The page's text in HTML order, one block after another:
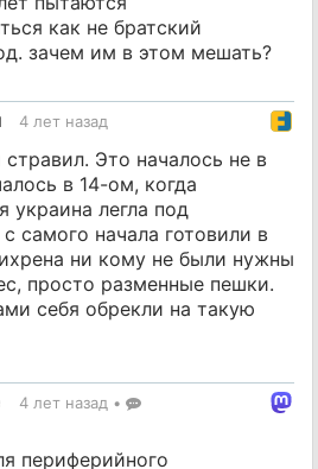
как не братский
зачем им в этом мешать?
4 лет назад
стравил. Это началось не в
в 14-ом, когда
украина легла под
самого начала готовили в
ни кому не были нужны
просто разменные пешки.
себя обрекли на такую
4 лет назад •
периферийного